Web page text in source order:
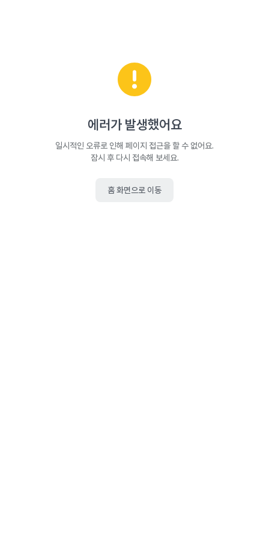
에러가 발생했어요
일시적인 오류로 인해 페이지 접근을 할 수 없어요.
잠시 후 다시 접속해 보세요.
홈 화면으로 이동